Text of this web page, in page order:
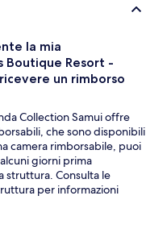
la mia
Boutique Resort -
un rimborso
Collection Samui offre
che sono disponibili
camera rimborsabile, puoi
giorni prima
struttura. Consulta le
per informazioni